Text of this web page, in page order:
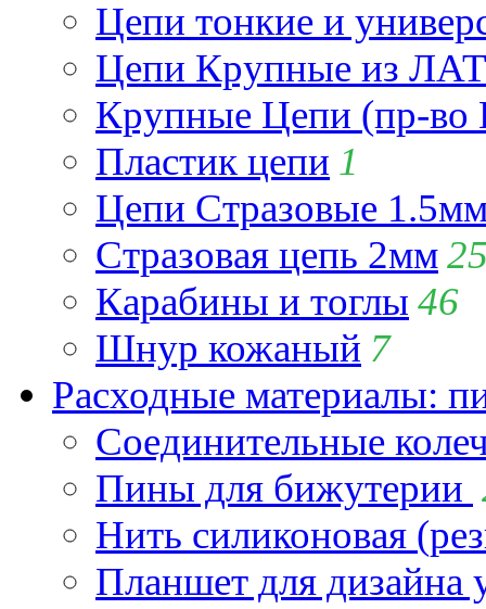
Цепи тонкие и
Цепи Крупные из
Крупные Цепи (пр-во
Пластик цепи 1
Цепи Стразовые
Стразовая цепь 2мм
Карабины и тоглы 46
Шнур кожаный 7
Расходные материалы:
Соединительные
Пины для бижутерии
Нить силиконовая
Планшет для